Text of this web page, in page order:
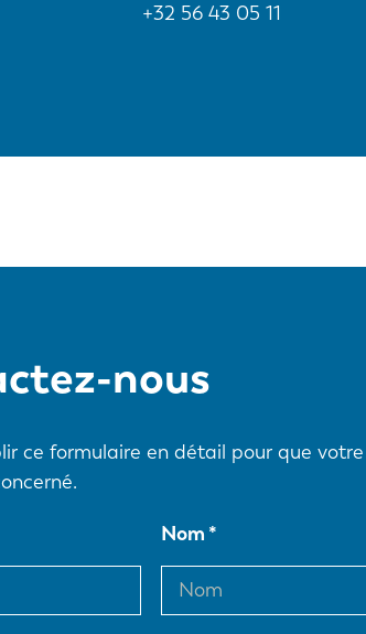
+32 56 43 05 11
nous
ce formulaire en détail pour que
Nom